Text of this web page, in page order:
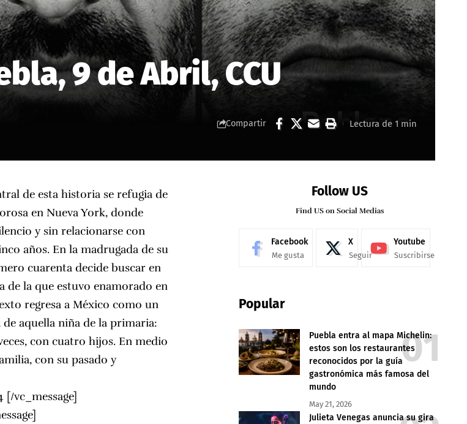
9 de Abril, CCU
Compartir Lectura de 1 min
de esta historia se refugia de
en Nueva York, donde
y sin relacionarse con
años. En la madrugada de su
cuarenta decide buscar en
de la que estuvo enamorado en
regresa a México como un
aquella niña de la primaria:
con cuatro hijos. En medio
con su pasado y
[/vc_message]
Follow US
Find US on Social Medias
Facebook
Me gusta
X
Seguir
Youtube
Suscribirse
Popular
Puebla entra al mapa Michelin:
estos son los restaurantes
reconocidos por la guía
gastronómica más famosa del
mundo
May 21, 2026
Julieta Venegas anuncia su gira